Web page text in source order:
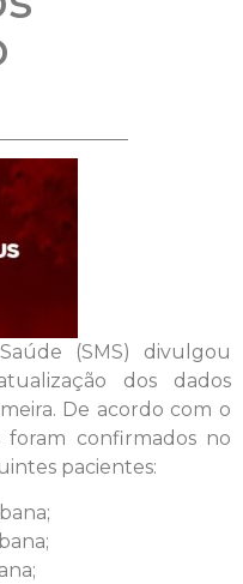
(SMS) divulgou
dos dados
De acordo com o
foram confirmados no
pacientes: